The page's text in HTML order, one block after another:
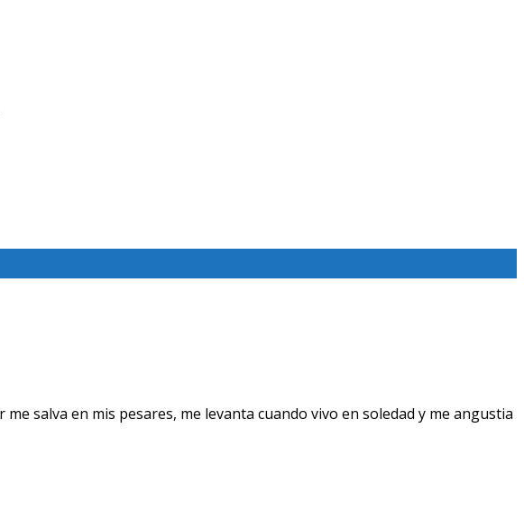
salva en mis pesares, me levanta cuando vivo en soledad y me angustia